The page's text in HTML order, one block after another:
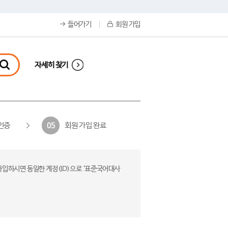
들어가기 회원 가입
자세히 찾기
증 05 회원 가입 완료
하시면 동일한 계정(ID)으로 ‘표준국어대사